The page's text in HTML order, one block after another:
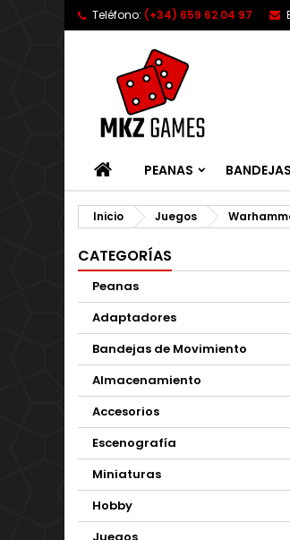
Teléfono: (+34) 659 62 04 97
INICIOPEANAS
Inicio Juegos
CATEGORÍAS
Peanas
Adaptadores
Bandejas de Movimiento
Almacenamiento
Accesorios
Escenografía
Miniaturas
Hobby